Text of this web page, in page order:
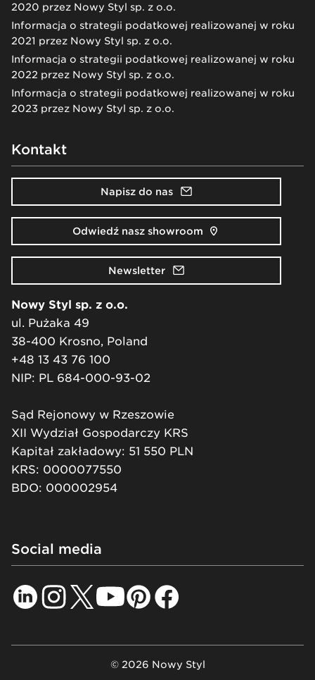
2020 przez Nowy Styl sp. z o.o.
Informacja o strategii podatkowej realizowanej w roku
2021 przez Nowy Styl sp. z o.o.
Informacja o strategii podatkowej realizowanej w roku
2022 przez Nowy Styl sp. z o.o.
Informacja o strategii podatkowej realizowanej w roku
2023 przez Nowy Styl sp. z o.o.
Kontakt
Napisz do nas
Odwiedź nasz showroom
Newsletter
Nowy Styl sp. z o.o.
ul. Pużaka 49
38-400 Krosno, Poland
+48 13 43 76 100
NIP: PL 684-000-93-02
Sąd Rejonowy w Rzeszowie
XII Wydział Gospodarczy KRS
Kapitał zakładowy: 51 550 PLN
KRS: 0000077550
BDO: 000002954
Social media
© 2026 Nowy Styl